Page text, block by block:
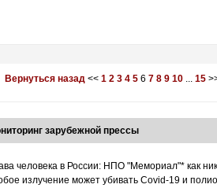
Вернуться назад << 1 2 3 4 5 6 7 8 9 10 ... 15
зарубежной прессы
человека в России: НПО "Мемориал"* как
излучение может убивать Covid-19 и